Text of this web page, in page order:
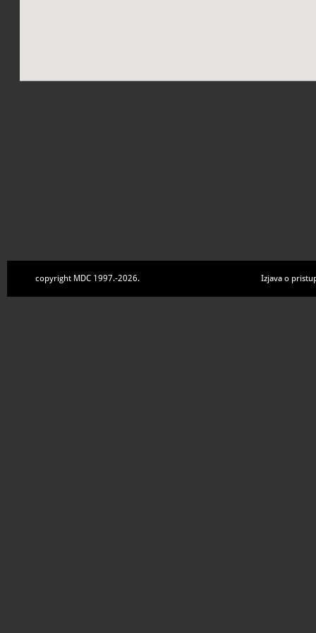
copyright MDC 1997.-2026. Izjava o